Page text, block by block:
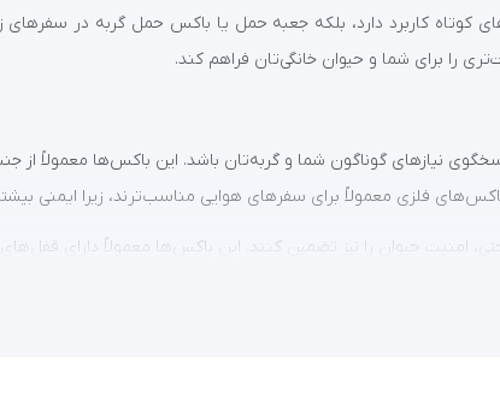
کوتاه کاربرد دارد، بلکه جعبه حمل یا باکس حمل گربه در
را برای شما و حیوان خانگی‌تان فراهم کند.
نیازهای گوناگون شما و گربه‌تان باشد. این باکس‌ها معمولاً
فلزی معمولاً برای سفرهای هوایی مناسب‌ترند، زیرا ایمنی
امنیت حیوان را نیز تضمین کنند. این باکس‌ها معمولاً دارای